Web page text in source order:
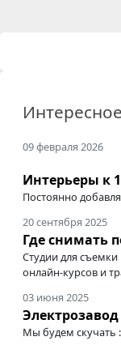
Интересное
09 февраля 2026
Интерьеры к
Постоянно
20 сентября 2025
Где снимать
Студии для
онлайн-курсов и
03 июня 2025
Мы будем скучать